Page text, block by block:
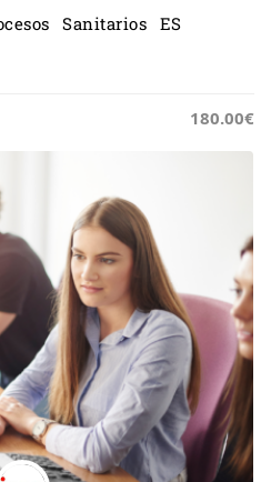
Sanitarios ES
180.00€